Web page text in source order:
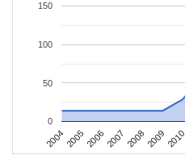
2004200520062007 200820092010
0
50
100
150